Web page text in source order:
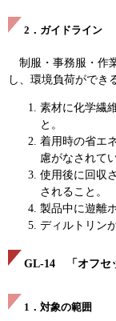
2．ガイドライン
制服・事務服・作
し、環境負荷ができ
素材に化学繊
と。
着用時の省エ
慮がなされて
使用後に回収
されること。
製品中に遊離
ディルトリン
GL-14 「オフセ
1．対象の範囲